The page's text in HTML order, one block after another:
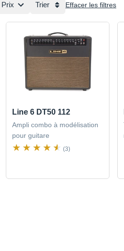
Prix Trier Effacer les filtres
Line 6 DT50 112
Ampli combo à modélisation
pour guitare
(3)